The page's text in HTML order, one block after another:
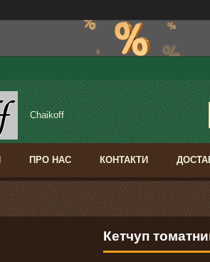
Сhaikoff
ПРО НАС КОНТАКТИ
Кетчуп